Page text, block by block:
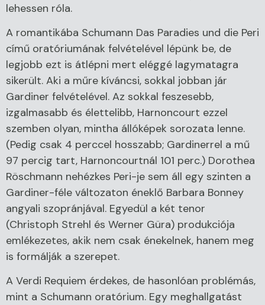
lehessen róla.
A romantikába Schumann Das Paradies und die Peri
című oratóriumának felvételével lépünk be, de
legjobb ezt is átlépni mert eléggé lagymatagra
sikerült. Aki a műre kíváncsi, sokkal jobban jár
Gardiner felvételével. Az sokkal feszesebb,
izgalmasabb és élettelibb, Harnoncourt ezzel
szemben olyan, mintha állóképek sorozata lenne.
(Pedig csak 4 perccel hosszabb; Gardinerrel a mű
97 percig tart, Harnoncourtnál 101 perc.) Dorothea
Röschmann nehézkes Peri-je sem áll egy szinten a
Gardiner-féle változaton éneklő Barbara Bonney
angyali szopránjával. Egyedül a két tenor
(Christoph Strehl és Werner Güra) produkciója
emlékezetes, akik nem csak énekelnek, hanem meg
is formálják a szerepet.
A Verdi Requiem érdekes, de hasonlóan problémás,
mint a Schumann oratórium. Egy meghallgatást